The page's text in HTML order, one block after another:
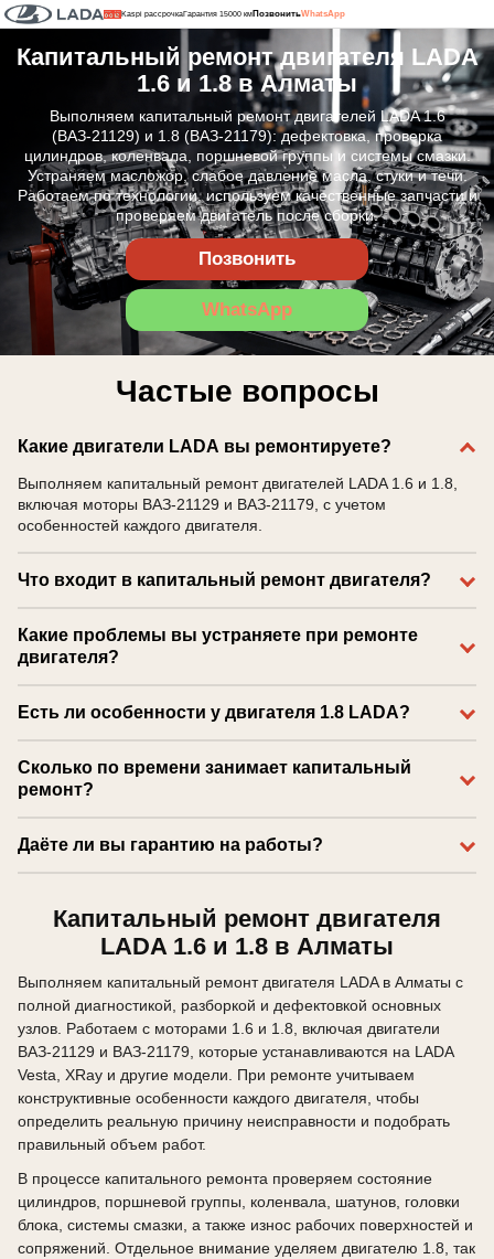
Kaspi рассрочкаГарантия 15000 кмПозвонитьWhatsApp
Капитальный ремонт двигателя LADA
1.6 и 1.8 в Алматы
Выполняем капитальный ремонт двигателей LADA 1.6
(ВАЗ-21129) и 1.8 (ВАЗ-21179): дефектовка, проверка
цилиндров, коленвала, поршневой группы и системы смазки.
Устраняем масложор, слабое давление масла, стуки и течи.
Работаем по технологии, используем качественные запчасти и
проверяем двигатель после сборки.
Позвонить
WhatsApp
Частые вопросы
Какие двигатели LADA вы ремонтируете?
Выполняем капитальный ремонт двигателей LADA 1.6 и 1.8,
включая моторы ВАЗ-21129 и ВАЗ-21179, с учетом
особенностей каждого двигателя.
Что входит в капитальный ремонт двигателя?
поршневой группы, системы смазки и других узлов двигателя.
Объем работ определяется по фактическому состоянию
мотора после разборки.
Какие проблемы вы устраняете при ремонте
двигателя?
износ цилиндров, проблемы поршневой группы и другие
неисправности двигателя.
Есть ли особенности у двигателя 1.8 LADA?
мощностью, дополнительными масляными каналами и
своими конструктивными особенностями, поэтому требует
правильной диагностики и опыта именно по этому агрегату.
Сколько по времени занимает капитальный
ремонт?
загруженности, состояния двигателя и объема работ после
дефектовки.
Даёте ли вы гарантию на работы?
установленным деталям.
Капитальный ремонт двигателя
LADA 1.6 и 1.8 в Алматы
Выполняем капитальный ремонт двигателя LADA в Алматы с
полной диагностикой, разборкой и дефектовкой основных
узлов. Работаем с моторами 1.6 и 1.8, включая двигатели
ВАЗ-21129 и ВАЗ-21179, которые устанавливаются на LADA
Vesta, XRay и другие модели. При ремонте учитываем
конструктивные особенности каждого двигателя, чтобы
определить реальную причину неисправности и подобрать
правильный объем работ.
В процессе капитального ремонта проверяем состояние
цилиндров, поршневой группы, коленвала, шатунов, головки
блока, системы смазки, а также износ рабочих поверхностей и
сопряжений. Отдельное внимание уделяем двигателю 1.8, так